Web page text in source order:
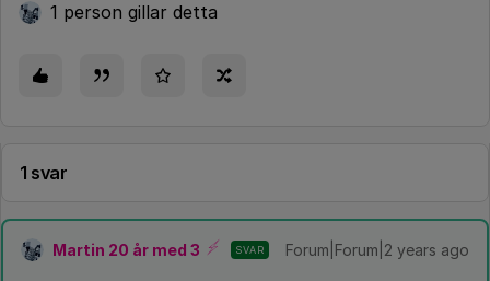
1 person gillar detta
1 svar
Martin 20 år med 3 SVAR Forum|Forum|2 years ago